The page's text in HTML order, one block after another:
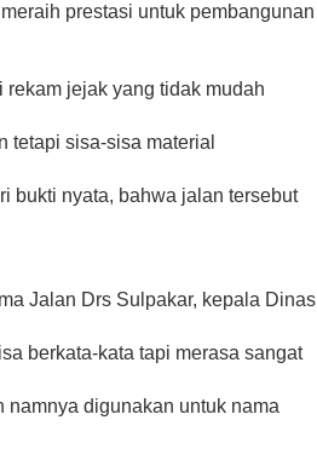
prestasi untuk pembangunan
rekam jejak yang tidak mudah
tetapi sisa-sisa material
bukti nyata, bahwa jalan tersebut
Jalan Drs Sulpakar, kepala Dinas
berkata-kata tapi merasa sangat
namnya digunakan untuk nama